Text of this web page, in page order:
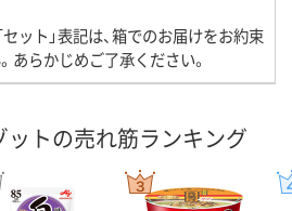
ット」表記は、箱でのお届けをお約束
あらかじめご了承ください。
ットの売れ筋ランキング